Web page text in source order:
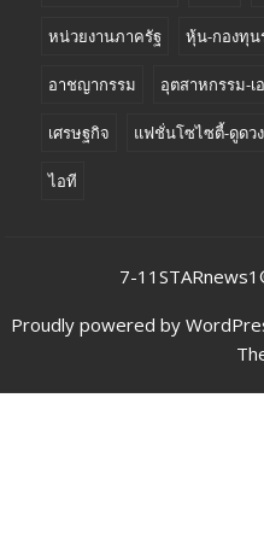
หน่วยงานภาครัฐ หุ้น-กองทุน
อาชญากรรม อุตสาหกรรม-เ
เศรษฐกิจ แฟชั่นโซไซตี้-ดูดวง
ไอที
7-
Proudly powered by